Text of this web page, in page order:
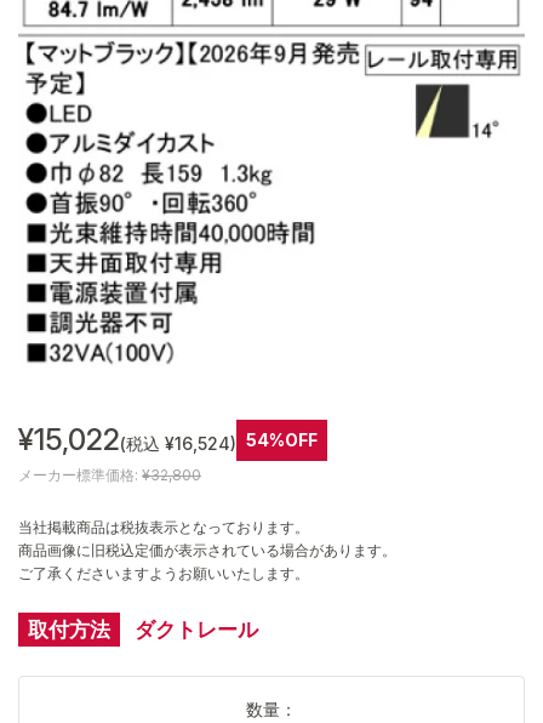
¥15,022(税込 ¥16,524) 54%OFF
メーカー標準価格: ¥32,800
当社掲載商品は税抜表示となっております。
商品画像に旧税込定価が表示されている場合があります。
ご了承くださいますようお願いいたします。
取付方法 ダクトレール
数量：